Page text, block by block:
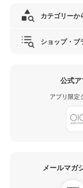
カテゴリーか
ショップ・ブ
公式ア
アプリ限定
メールマガ